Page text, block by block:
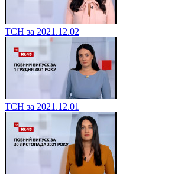
ТСН за 2021.12.02
ТСН за 2021.12.01